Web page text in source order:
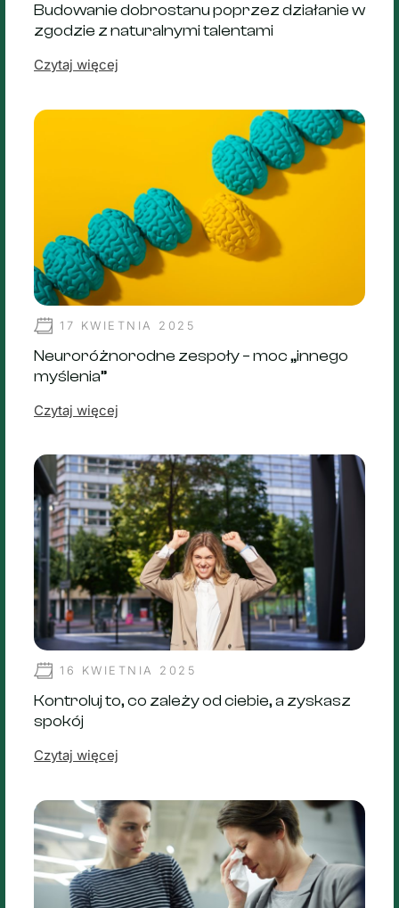
Budowanie dobrostanu poprzez działanie w
zgodzie z naturalnymi talentami
Czytaj więcej
17 KWIETNIA 2025
Neuroróżnorodne zespoły – moc „innego
myślenia”
Czytaj więcej
16 KWIETNIA 2025
Kontroluj to, co zależy od ciebie, a zyskasz
spokój
Czytaj więcej